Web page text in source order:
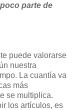
parte de
puede valorarse
nuestra
La cuantía va
más
se multiplica.
los artículos, es